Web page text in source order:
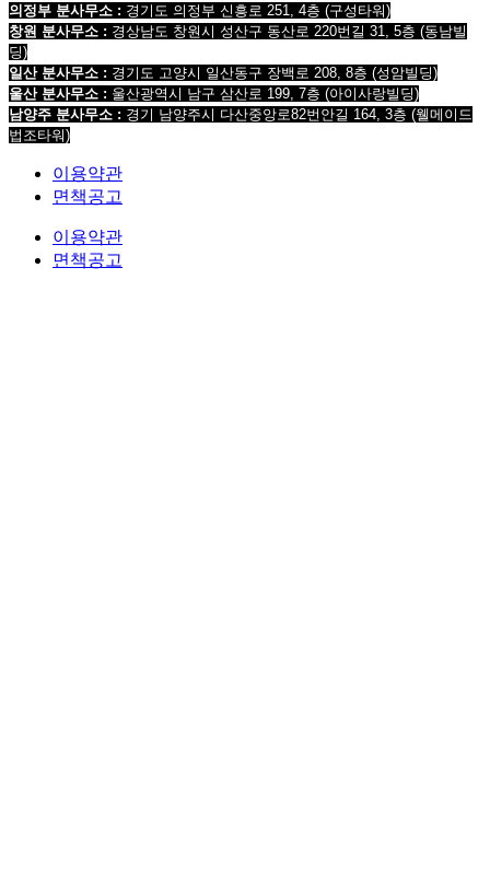
의정부 분사무소 : 경기도 의정부 신흥로 251, 4층 (구성타워)
창원 분사무소 : 경상남도 창원시 성산구 동산로 220번길 31, 5층 (동남빌
딩)
일산 분사무소 : 경기도 고양시 일산동구 장백로 208, 8층 (성암빌딩)
울산 분사무소 : 울산광역시 남구 삼산로 199, 7층 (아이사랑빌딩)
남양주 분사무소 : 경기 남양주시 다산중앙로82번안길 164, 3층 (웰메이드
법조타워)
이용약관
면책공고
이용약관
면책공고